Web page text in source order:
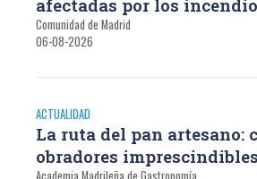
afectadas por los
Comunidad de Madrid
06-08-2026
ACTUALIDAD
La ruta del pan artesano:
obradores imprescindibles